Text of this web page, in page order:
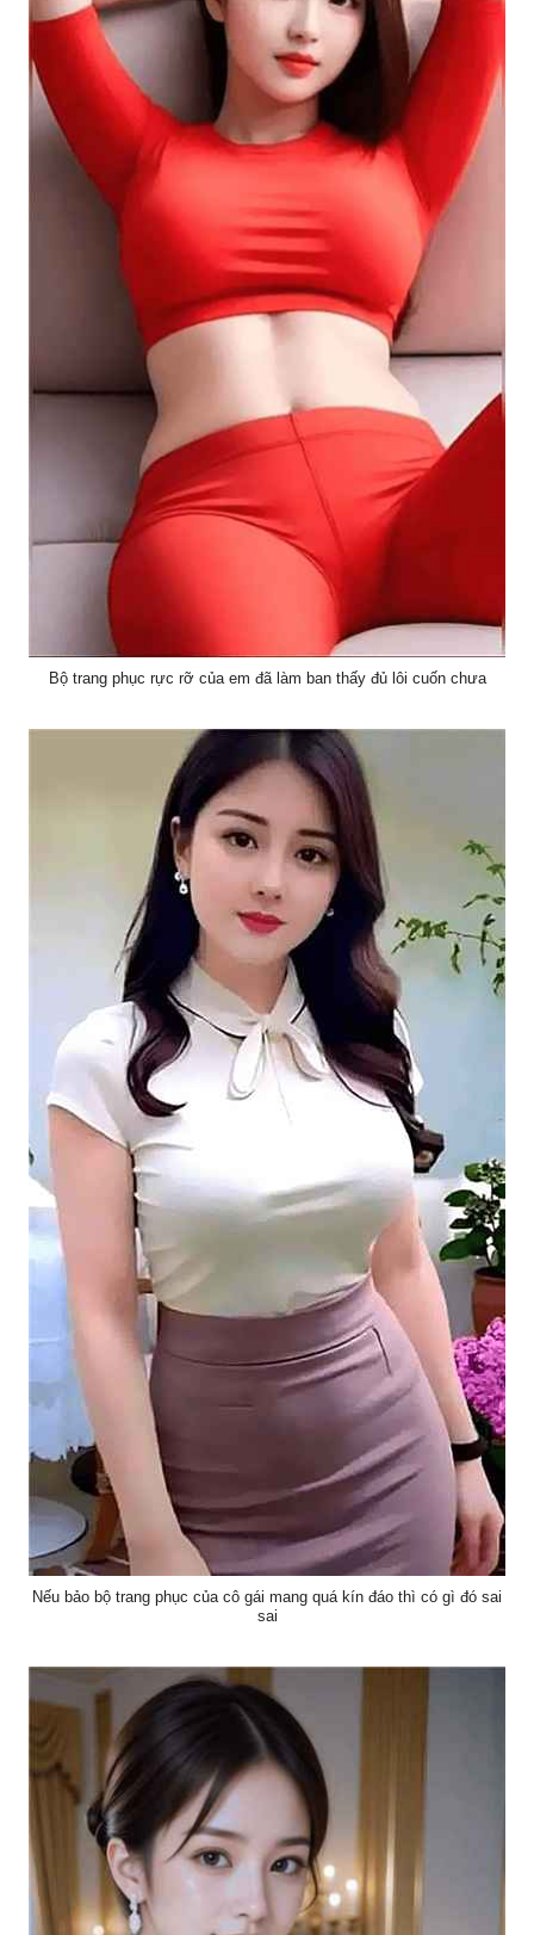
Bộ trang phục rực rỡ của em đã làm ban thấy đủ lôi cuốn chưa
Nếu bảo bộ trang phục của cô gái mang quá kín đáo thì có gì đó sai
sai